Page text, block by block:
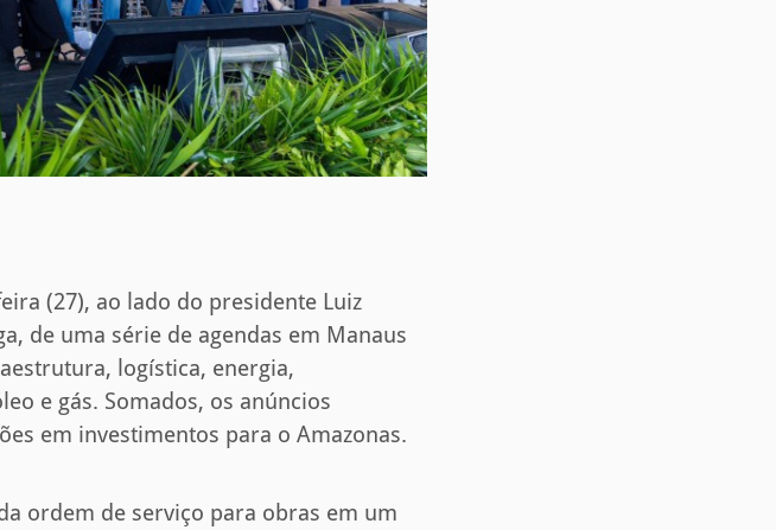
(27), ao lado do presidente Luiz
de uma série de agendas em Manaus
logística, energia,
e gás. Somados, os anúncios
em investimentos para o Amazonas.
ordem de serviço para obras em um